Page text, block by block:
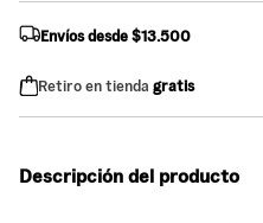
Envíos desde $13.500
Retiro en tienda gratis
Descripción del producto